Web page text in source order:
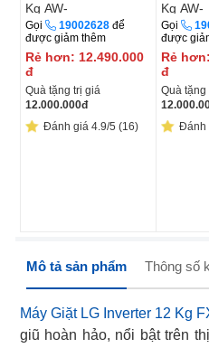
Kg AW-
T08DUH1800MV(MG)
Gọi 19002628 để
được giảm thêm
Rẻ hơn: 12.490.000
đ
Quà tặng trị giá
12.000.000đ
Đánh giá 4.9/5 (16)
Kg AW-
Gọi
được
Rẻ hơn:
đ
Quà tặng
Đánh
Mô tả sản phẩm Thông số
Máy Giặt LG Inverter 12 Kg
giũ hoàn hảo, nổi bật trên